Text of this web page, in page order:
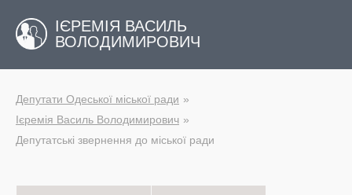
ІЄРЕМІЯ ВАСИЛЬ
ВОЛОДИМИРОВИЧ
Депутати Одеської міської ради
Ієремія Василь Володимирович
Депутатські звернення до міської ради